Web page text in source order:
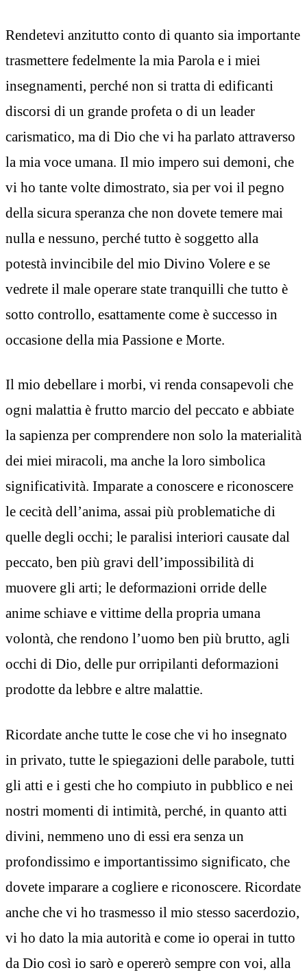
Rendetevi anzitutto conto di quanto sia importante
trasmettere fedelmente la mia Parola e i miei
insegnamenti, perché non si tratta di edificanti
discorsi di un grande profeta o di un leader
carismatico, ma di Dio che vi ha parlato attraverso
la mia voce umana. Il mio impero sui demoni, che
vi ho tante volte dimostrato, sia per voi il pegno
della sicura speranza che non dovete temere mai
nulla e nessuno, perché tutto è soggetto alla
potestà invincibile del mio Divino Volere e se
vedrete il male operare state tranquilli che tutto è
sotto controllo, esattamente come è successo in
occasione della mia Passione e Morte.
Il mio debellare i morbi, vi renda consapevoli che
ogni malattia è frutto marcio del peccato e abbiate
la sapienza per comprendere non solo la materialità
dei miei miracoli, ma anche la loro simbolica
significatività. Imparate a conoscere e riconoscere
le cecità dell’anima, assai più problematiche di
quelle degli occhi; le paralisi interiori causate dal
peccato, ben più gravi dell’impossibilità di
muovere gli arti; le deformazioni orride delle
anime schiave e vittime della propria umana
volontà, che rendono l’uomo ben più brutto, agli
occhi di Dio, delle pur orripilanti deformazioni
prodotte da lebbre e altre malattie.
Ricordate anche tutte le cose che vi ho insegnato
in privato, tutte le spiegazioni delle parabole, tutti
gli atti e i gesti che ho compiuto in pubblico e nei
nostri momenti di intimità, perché, in quanto atti
divini, nemmeno uno di essi era senza un
profondissimo e importantissimo significato, che
dovete imparare a cogliere e riconoscere. Ricordate
anche che vi ho trasmesso il mio stesso sacerdozio,
vi ho dato la mia autorità e come io operai in tutto
da Dio così io sarò e opererò sempre con voi, alla